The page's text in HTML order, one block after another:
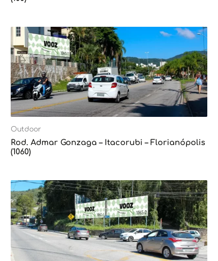
Outdoor
Rod. Admar Gonzaga – Itacorubi – Florianópolis
(1060)